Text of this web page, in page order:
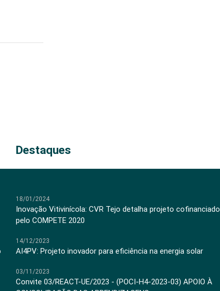
Destaques
18/01/2024
Inovação Vitivinícola: CVR Tejo detalha projeto cofinanciado
pelo COMPETE 2020
14/12/2023
AI4PV: Projeto inovador para eficiência na energia solar
03/11/2023
Convite 03/REACT-UE/2023 - (POCI-H4-2023-03) APOIO À